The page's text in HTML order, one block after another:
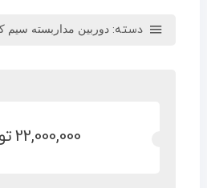
دسته: دوربین مداربسته سیم
22,000,000